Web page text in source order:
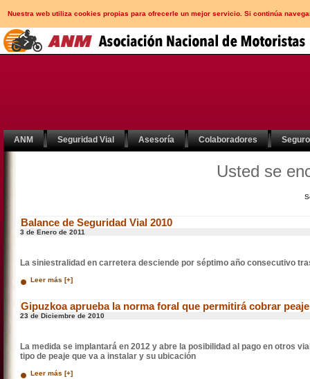
Nuestra web utiliza cookies propias para ofrecerle un mejor servicio. Si continúa
ANM Seguridad Vial Asesoría Colaboradores
Usted se
Balance de Seguridad Vial 2010
3 de Enero de 2011
La siniestralidad en carretera desciende por séptimo año consecutivo
Leer más [+]
Gipuzkoa aprueba la norma foral que permitirá cobrar
23 de Diciembre de 2010
La medida se implantará en 2012 y abre la posibilidad al pago en otros
tipo de peaje que va a instalar y su ubicación
Leer más [+]